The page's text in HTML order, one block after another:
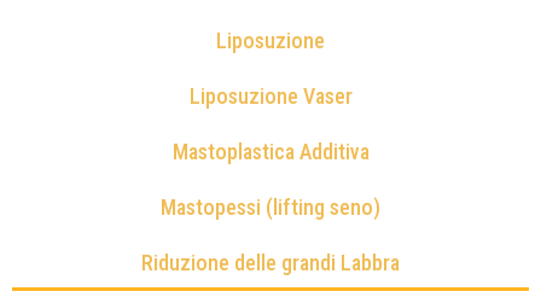
Liposuzione
Liposuzione Vaser
Mastoplastica Additiva
Mastopessi (lifting seno)
Riduzione delle grandi Labbra